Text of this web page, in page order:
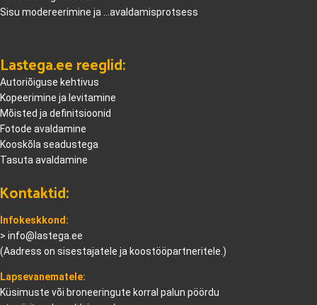
Sisu modereerimine ja ...avaldamisprotsess
Lastega.ee reeglid:
Autoriõiguse kehtivus
Kopeerimine ja levitamine
Mõisted ja definitsioonid
Fotode avaldamine
Kooskõla seadustega
Tasuta avaldamine
Kontaktid:
Infokeskkond:
> info@lastega.ee
(Aadress on sisestajatele ja koostööpartneritele.)
Lapsevanematele:
Küsimuste või broneeringute korral palun pöördu